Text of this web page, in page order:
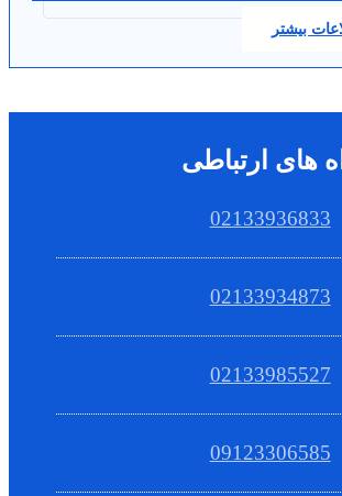
بیشتر
های ارتباطی
02133936833
02133934873
02133985527
09123306585